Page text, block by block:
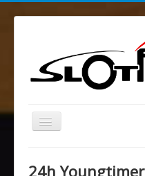
Navigation
an/aus
24h Youngtimer